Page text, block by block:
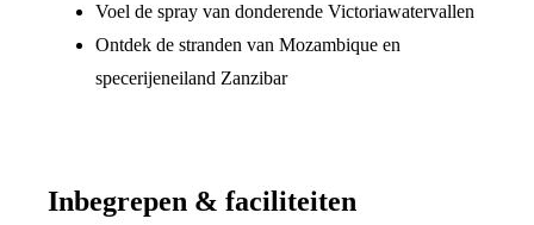
Voel de spray van donderende Victoriawatervallen
Ontdek de stranden van Mozambique en
specerijeneiland Zanzibar
Inbegrepen & faciliteiten